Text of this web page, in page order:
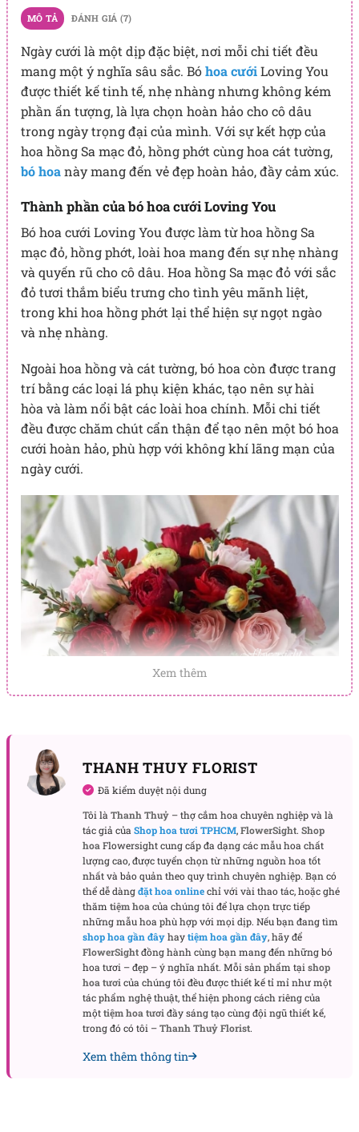
MÔ TẢ ĐÁNH GIÁ (7)
Ngày cưới là một dịp đặc biệt, nơi mỗi chi tiết đều
mang một ý nghĩa sâu sắc. Bóhoa cướiLoving You
được thiết kế tinh tế, nhẹ nhàng nhưng không kém
phần ấn tượng, là lựa chọn hoàn hảo cho cô dâu
trong ngày trọng đại của mình. Với sự kết hợp của
hoa hồng Sa mạc đỏ, hồng phớt cùng hoa cát tường,
bó hoanày mang đến vẻ đẹp hoàn hảo, đầy cảm xúc.
Thành phần của bó hoa cưới Loving You
Bó hoa cưới Loving You được làm từ hoa hồng Sa
mạc đỏ, hồng phớt, loài hoa mang đến sự nhẹ nhàng
và quyến rũ cho cô dâu. Hoa hồng Sa mạc đỏ với sắc
đỏ tươi thắm biểu trưng cho tình yêu mãnh liệt,
trong khi hoa hồng phớt lại thể hiện sự ngọt ngào
và nhẹ nhàng.
Ngoài hoa hồng và cát tường, bó hoa còn được trang
trí bằng các loại lá phụ kiện khác, tạo nên sự hài
hòa và làm nổi bật các loài hoa chính. Mỗi chi tiết
đều được chăm chút cẩn thận để tạo nên một bó hoa
cưới hoàn hảo, phù hợp với không khí lãng mạn của
ngày cưới.
Hoa cưới cầm tay Loving you
Xem thêm các mẫu hoa đẹp, sang trọng trong ngày
cưới được yêu thích nhất:
Bó hoa hướng dương
Bó hoa tulip
Bó hoa hồng
Ý nghĩa khi tặng món quà này
Bó hoa cưới mang trong mình ý nghĩa sâu sắc của
tình yêu vĩnh cửu và sự kết nối bền chặt giữa cô dâu
Xem thêm
THANH THUY FLORIST
Đã kiểm duyệt nội dung
Tôi là Thanh Thuỷ – thợ cắm hoa chuyên nghiệp và là
tác giả của Shop hoa tươi TPHCM,FlowerSight. Shop
hoa Flowersight cung cấp đa dạng các mẫu hoa chất
lượng cao, được tuyển chọn từ những nguồn hoa tốt
nhất và bảo quản theo quy trình chuyên nghiệp. Bạn có
thể dễ dàngđặt hoa onlinechỉ với vài thao tác, hoặc ghé
thăm tiệm hoa của chúng tôi để lựa chọn trực tiếp
những mẫu hoa phù hợp với mọi dịp. Nếu bạn đang tìm
shop hoa gần đâyhaytiệm hoa gần đây, hãy để
FlowerSightđồng hành cùng bạn mang đến những bó
hoa tươi – đẹp – ý nghĩa nhất. Mỗi sản phẩm tại shop
hoa tươi của chúng tôi đều được thiết kế tỉ mỉ như một
tác phẩm nghệ thuật, thể hiện phong cách riêng của
mộttiệm hoa tươi đầy sáng tạo cùng đội ngũ thiết kế,
trong đó có tôi –Thanh Thuỷ Florist.
Xem thêm thông tin